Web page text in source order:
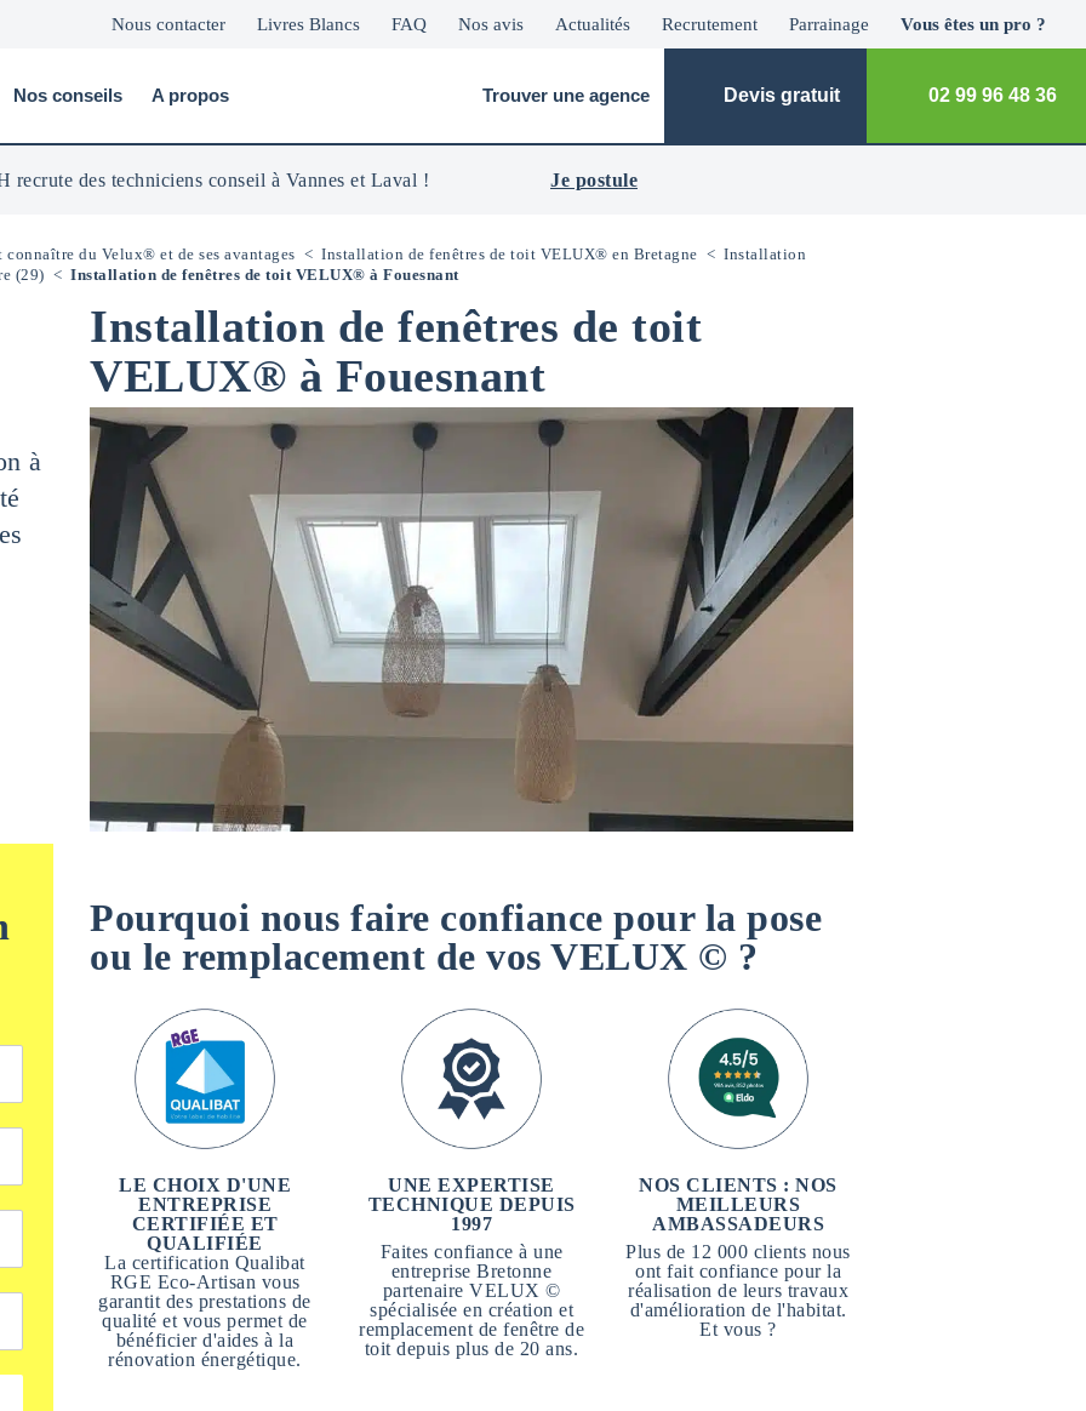
Nous contacter Livres Blancs FAQ Nos avis Actualités Recrutement Parrainage Vous êtes un pro ?
Nos conseils A propos Trouver une agence Devis gratuit 02 99 96 48 36
recrute des techniciens conseil à Vannes et Laval ! Je postule
du Velux® et de ses avantages < Installation de fenêtres de toit VELUX® en Bretagne < Installation
(29) < Installation de fenêtres de toit VELUX® à Fouesnant
Installation de fenêtres de toit
VELUX® à Fouesnant
à
Pourquoi nous faire confiance pour la pose
ou le remplacement de vos VELUX © ?
LE CHOIX D'UNE
ENTREPRISE
CERTIFIÉE ET
QUALIFIÉE
La certification Qualibat
RGE Eco-Artisan vous
garantit des prestations de
qualité et vous permet de
bénéficier d'aides à la
rénovation énergétique.
UNE EXPERTISE
TECHNIQUE DEPUIS
1997
Faites confiance à une
entreprise Bretonne
partenaire VELUX ©
spécialisée en création et
remplacement de fenêtre de
toit depuis plus de 20 ans.
NOS CLIENTS : NOS
MEILLEURS
AMBASSADEURS
Plus de 12 000 clients nous
ont fait confiance pour la
réalisation de leurs travaux
d'amélioration de l'habitat.
Et vous ?